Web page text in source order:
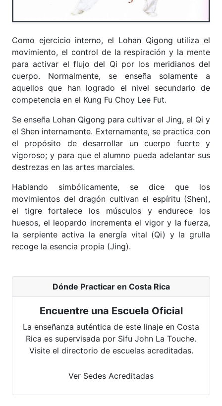
Como ejercicio interno, el Lohan Qigong utiliza el
movimiento, el control de la respiración y la mente
para activar el flujo del Qi por los meridianos del
cuerpo. Normalmente, se enseña solamente a
aquellos que han logrado el nivel secundario de
competencia en el Kung Fu Choy Lee Fut.
Se enseña Lohan Qigong para cultivar el Jing, el Qi y
el Shen internamente. Externamente, se practica con
el propósito de desarrollar un cuerpo fuerte y
vigoroso; y para que el alumno pueda adelantar sus
destrezas en las artes marciales.
Hablando simbólicamente, se dice que los
movimientos del dragón cultivan el espíritu (Shen),
el tigre fortalece los músculos y endurece los
huesos, el leopardo incrementa el vigor y la fuerza,
la serpiente activa la energía vital (Qi) y la grulla
recoge la esencia propia (Jing).
Dónde Practicar en Costa Rica
Encuentre una Escuela Oficial
La enseñanza auténtica de este linaje en Costa
Rica es supervisada por Sifu John La Touche.
Visite el directorio de escuelas acreditadas.
Ver Sedes Acreditadas